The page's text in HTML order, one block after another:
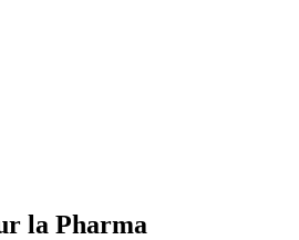
la Pharma